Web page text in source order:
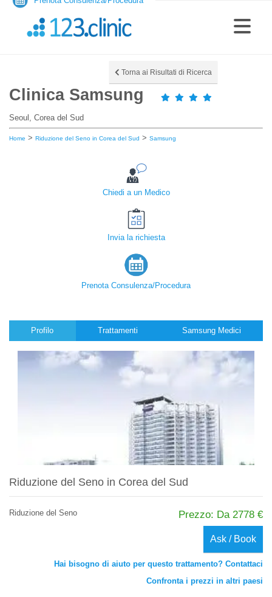
Torna ai Risultati di Ricerca
Clinica Samsung
Seoul, Corea del Sud
Home > Riduzione del Seno in Corea del Sud > Samsung
Chiedi a un Medico
Invia la richiesta
Prenota Consulenza/Procedura
Profilo
Riduzione del Seno in Corea del Sud
Riduzione del Seno Prezzo: Da 2778 €
Ask / Book
Hai bisogno di aiuto per questo trattamento? Contattaci
Confronta i prezzi in altri paesi
Trattamenti Samsung Medici